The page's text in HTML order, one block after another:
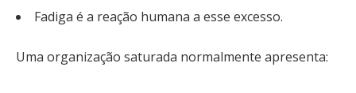
Fadiga é a reação humana a esse excesso.
Uma organização saturada normalmente apresenta: